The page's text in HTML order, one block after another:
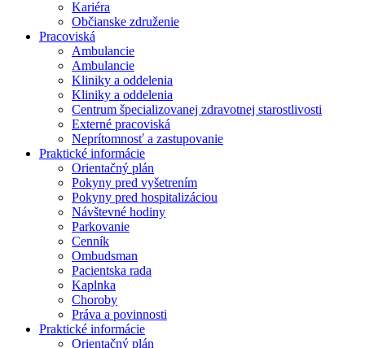
Kariéra
Občianske združenie
Pracoviská
Ambulancie
Ambulancie
Kliniky a oddelenia
Kliniky a oddelenia
Centrum špecializovanej zdravotnej starostlivosti
Externé pracoviská
Neprítomnosť a zastupovanie
Praktické informácie
Orientačný plán
Pokyny pred vyšetrením
Pokyny pred hospitalizáciou
Návštevné hodiny
Parkovanie
Cenník
Ombudsman
Pacientska rada
Kaplnka
Choroby
Práva a povinnosti
Praktické informácie
Orientačný plán